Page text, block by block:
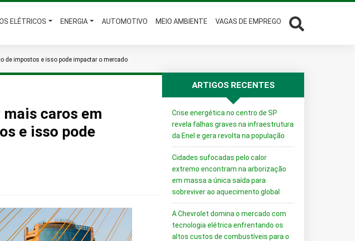
ELÉTRICOS ENERGIA AUTOMOTIVO MEIO AMBIENTE VAGAS DE EMPREGO
de impostos e isso pode impactar o mercado
caros em
e isso pode
ARTIGOS RECENTES
Crise energética no centro de SP
revela falhas graves na infraestrutura
da Enel e gera revolta na população
Cidades sufocadas pelo calor
extremo encontram na arborização
em massa a única saída para
sobreviver ao aquecimento global
A Chevrolet domina o mercado com
tecnologia elétrica enfrentando os
altos custos de combustíveis para o